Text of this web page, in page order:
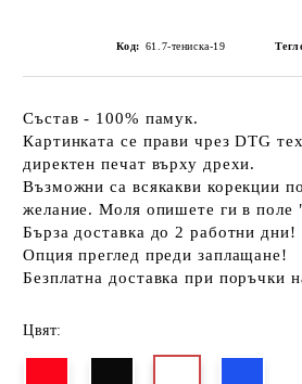
Код: 61.7-тениска-19
Състав - 100% памук.
Картинката се прави чрез DTG
директен печат върху дрехи.
Възможни са всякакви корекции
желание. Моля опишете ги в поле
Бърза доставка до 2 работни дни!
Опция преглед преди заплащане!
Безплатна доставка при поръчки
Цвят: